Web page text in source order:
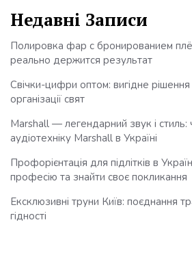
Недавні Записи
Полировка фар с бронированием
реально держится результат
Свічки-цифри оптом: вигідне рішення
організації свят
Marshall — легендарний звук і
аудіотехніку Marshall в Україні
Профорієнтація для підлітків в
професію та знайти своє покликання
Ексклюзивні труни Київ: поєднання
гідності